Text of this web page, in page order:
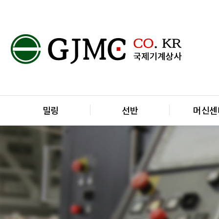
메인 메뉴
밀링 선반 머신